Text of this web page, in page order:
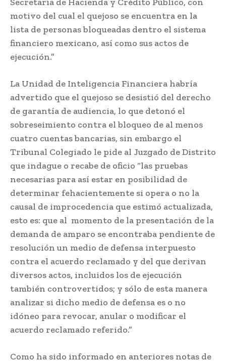
motivo del cual el quejoso se encuentra en la
lista de personas bloqueadas dentro el sistema
financiero mexicano, así como sus actos de
ejecución.”
La Unidad de Inteligencia Financiera habría
advertido que el quejoso se desistió del derecho
de garantía de audiencia, lo que detonó el
sobreseimiento contra el bloqueo de al menos
cuatro cuentas bancarias, sin embargo el
Tribunal Colegiado le pide al Juzgado de Distrito
que indague o recabe de oficio “las pruebas
necesarias para así estar en posibilidad de
determinar fehacientemente si opera o no la
causal de improcedencia que estimó actualizada,
esto es: que al momento de la presentación de la
demanda de amparo se encontraba pendiente de
resolución un medio de defensa interpuesto
contra el acuerdo reclamado y del que derivan
diversos actos, incluidos los de ejecución
también controvertidos; y sólo de esta manera
analizar si dicho medio de defensa es o no
idóneo para revocar, anular o modificar el
acuerdo reclamado referido.”
Como ha sido informado en anteriores notas de